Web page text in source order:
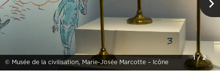
© Musée de la civilisation, Marie-Josée Marcotte – Icône
1/2